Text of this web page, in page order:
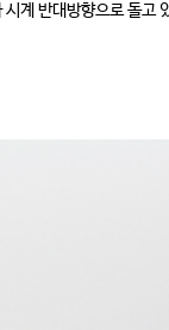
계 반대방향으로 돌고